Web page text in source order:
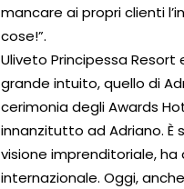
mancare ai propri clienti
cose!”.
Uliveto Principessa
grande intuito, quello di
cerimonia degli Awards
innanzitutto ad Adriano.
visione imprenditoriale,
internazionale. Oggi,